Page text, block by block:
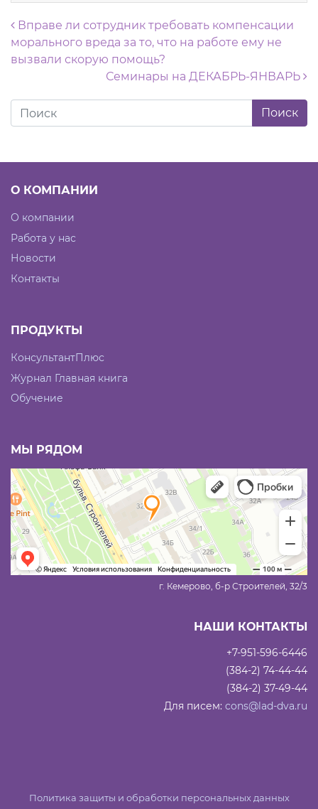
Навигация по записям
Вправе ли сотрудник требовать компенсации
морального вреда за то, что на работе ему не
вызвали скорую помощь?
Семинары на ДЕКАБРЬ-ЯНВАРЬ
О КОМПАНИИ
О компании
Работа у нас
Новости
Контакты
ПРОДУКТЫ
КонсультантПлюс
Журнал Главная книга
Обучение
МЫ РЯДОМ
г. Кемерово, б-р Строителей, 32/3
НАШИ КОНТАКТЫ
+7-951-596-6446
(384-2) 74-44-44
(384-2) 37-49-44
Для писем: cons@lad-dva.ru
Политика защиты и обработки персональных данных